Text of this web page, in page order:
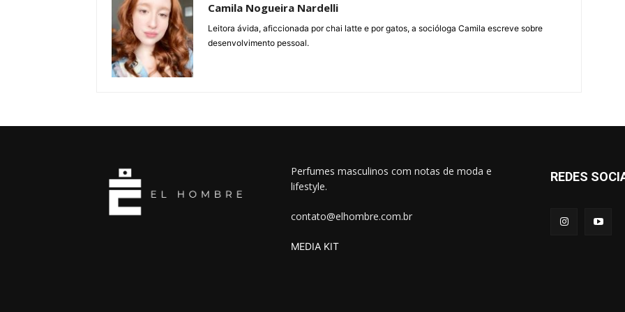
Camila Nogueira Nardelli
Leitora ávida, aficcionada por chai latte e por gatos, a socióloga Camila escreve sobre
desenvolvimento pessoal.
Perfumes masculinos com notas de moda e
lifestyle.
contato@elhombre.com.br
MEDIA KIT
REDES